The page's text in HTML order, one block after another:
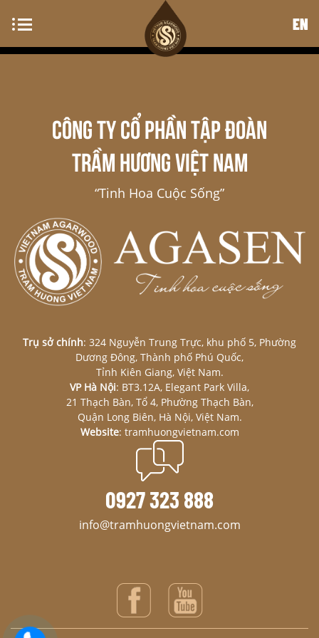
EN
CÔNG TY CỔ PHẦN TẬP ĐOÀN
TRẦM HƯƠNG VIỆT NAM
“Tinh Hoa Cuộc Sống”
Trụ sở chính: 324 Nguyễn Trung Trực, khu phố 5, Phường
Dương Đông, Thành phố Phú Quốc,
Tỉnh Kiên Giang, Việt Nam.
VP Hà Nội: BT3.12A, Elegant Park Villa,
21 Thạch Bàn, Tổ 4, Phường Thạch Bàn,
Quận Long Biên, Hà Nội, Việt Nam.
Website: tramhuongvietnam.com
0927 323 888
info@tramhuongvietnam.com